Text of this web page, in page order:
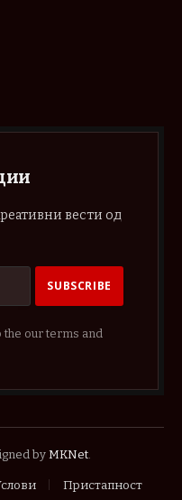
вести од
the our terms and
by MKNet
Пристапност